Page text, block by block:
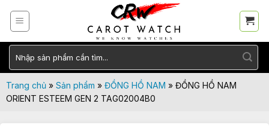
Tìm
kiếm:
Trang chủ» Sản phẩm » ĐỒNG HỒ NAM » ĐỒNG HỒ NAM
ORIENT ESTEEM GEN 2 TAG02004B0